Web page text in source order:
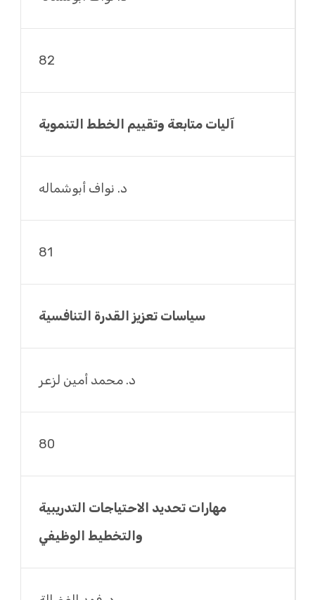
82
آليات متابعة وتقييم الخطط التنموية
د. نواف أبوشماله
81
سياسات تعزيز القدرة التنافسية
د. محمد أمين لزعر
80
مهارات تحديد الاحتياجات التدريبية
والتخطيط الوظيفي